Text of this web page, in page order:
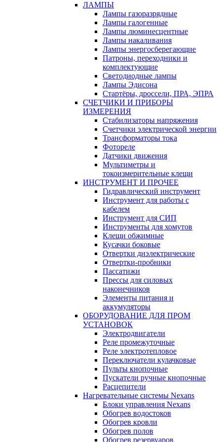
ЛАМПЫ
Лампы газоразрядные
Лампы галогенные
Лампы люминесцентные
Лампы накаливания
Лампы энергосберегающие
Патроны, переходники и
комплектующие
Светодиодные лампы
Лампы Эдисона
Стартёры, дроссели, ПРА, ЭПРА
СЧЕТЧИКИ И ПРИБОРЫ
ИЗМЕРЕНИЯ
Стабилизаторы напряжения
Счетчики электрической энергии
Трансформаторы тока
Фотореле
Датчики движения
Мультиметры и
токоизмерительные клещи
ИНСТРУМЕНТ И ПРОЧЕЕ
Гидравлический инструмент
Инструмент для работы с
кабелем
Инструмент для СИП
Инструменты для хомутов
Клещи обжимные
Кусачки боковые
Отвертки диэлектрические
Отвертки-пробники
Пассатижи
Прессы для силовых
наконечников
Элементы питания и
аккумуляторы
ОБОРУДОВАНИЕ ДЛЯ ПРОМ
УСТАНОВОК
Электродвигатели
Реле промежуточные
Реле электротепловое
Переключатели кулачковые
Пульты кнопочные
Пускатели ручные кнопочные
Расцепители
Нагревательные системы Nexans
Блоки управления Nexans
Обогрев водостоков
Обогрев кровли
Обогрев полов
Обогрев резервуаров